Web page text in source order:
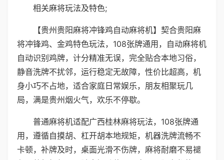
相关麻将玩法及特色;
【贵州贵阳麻将冲锋鸡自动麻将机】契合贵阳麻
将冲锋鸡、金鸡特色玩法，108张牌通用，自动麻将机
自动识别鸡牌，计分精准无误，完全贴合本地习俗，
静音洗牌不扰邻，运行稳定无故障，性价比超高，机
身小巧不占地，适合家庭日常娱乐，朋友相聚玩几
局，满是贵州烟火气，欢乐不停歇。
普通麻将机适配广西桂林麻将玩法，108张牌通
用，遵循自摸胡、杠开胡本地规矩，机器洗牌流畅不
卡顿，补牌及时，桌面光滑不伤牌，麻将耐磨不易褪